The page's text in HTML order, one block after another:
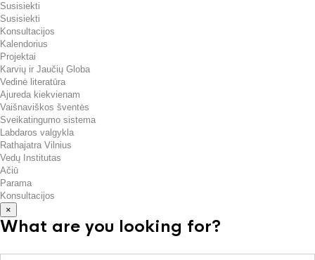
Susisiekti
Susisiekti
Konsultacijos
Kalendorius
Projektai
Karvių ir Jaučių Globa
Vedinė literatūra
Ajureda kiekvienam
Vaišnaviškos šventės
Sveikatingumo sistema
Labdaros valgykla
Rathajatra Vilnius
Vedų Institutas
Ačiū
Parama
Konsultacijos
×
What are you looking for?